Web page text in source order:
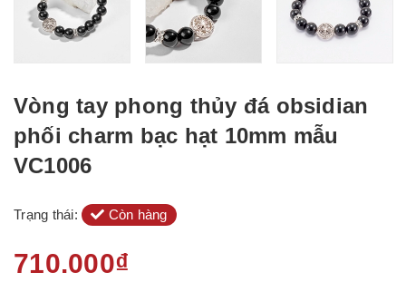
Vòng tay phong thủy đá obsidian
phối charm bạc hạt 10mm mẫu
VC1006
Trạng thái: Còn hàng
710.000₫